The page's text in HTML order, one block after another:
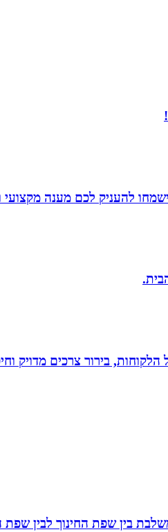
להעניק לכם מענה מקצועי
בירור צרכים מדויק